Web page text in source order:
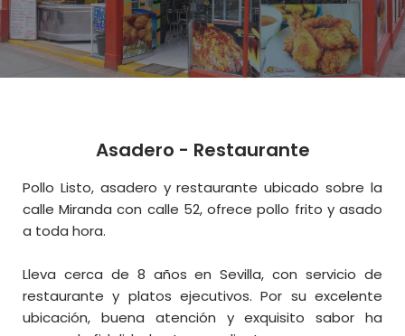
Asadero - Restaurante
Pollo Listo, asadero y restaurante ubicado sobre la
calle Miranda con calle 52, ofrece pollo frito y asado
a toda hora.
Lleva cerca de 8 años en Sevilla, con servicio de
restaurante y platos ejecutivos. Por su excelente
ubicación, buena atención y exquisito sabor ha